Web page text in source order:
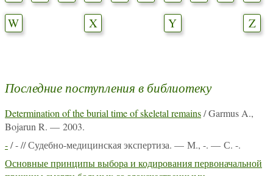
W
X Y Z
Последние поступления в библиотеку
Determination of the burial time of skeletal remains/ Garmus A.,
Bojarun R. — 2003.
-/ - // Судебно-медицинская экспертиза. — М., -. — С. -.
Основные принципы выбора и кодирования первоначальной